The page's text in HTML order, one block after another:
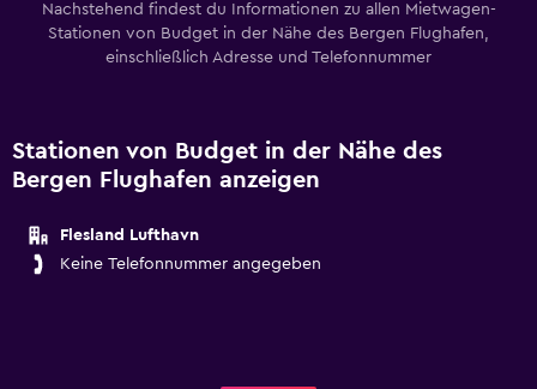
Nachstehend findest du Informationen zu allen Mietwagen-
Stationen von Budget in der Nähe des Bergen Flughafen,
einschließlich Adresse und Telefonnummer
Stationen von Budget in der Nähe des
Bergen Flughafen anzeigen
Flesland Lufthavn
Keine Telefonnummer angegeben